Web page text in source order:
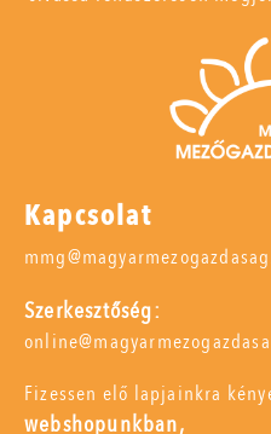
Kapcsolat
Szerkesztőség:
Fizessen elő lapjainkra
webshopunkban,